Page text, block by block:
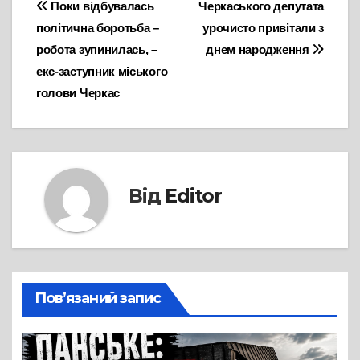
Навігація
записів
Черкаського депутата
урочисто привітали з
днем народження
Поки відбувалась
політична боротьба –
робота зупинилась, –
екс-заступник міського
голови Черкас
Від Editor
Пов’язаний запис